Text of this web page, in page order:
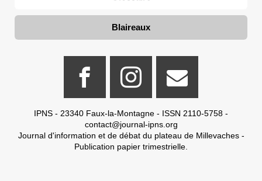
Blaireaux
IPNS - 23340 Faux-la-Montagne - ISSN 2110-5758 -
contact@journal-ipns.org
Journal d'information et de débat du plateau de Millevaches -
Publication papier trimestrielle.